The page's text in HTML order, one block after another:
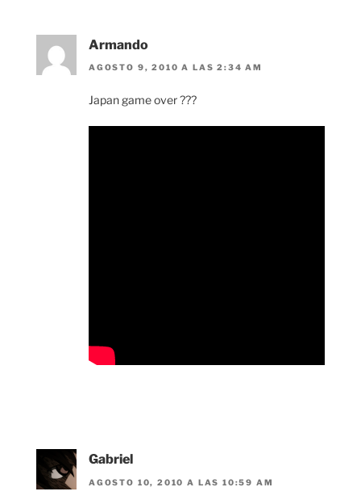
Armando
AGOSTO 9, 2010 A LAS 2:34 AM
Japan game over ???
Gabriel
AGOSTO 10, 2010 A LAS 10:59 AM